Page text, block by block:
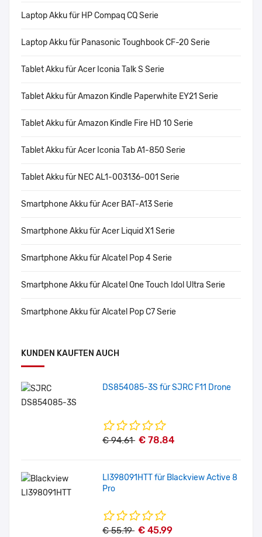
Laptop Akku für HP Compaq CQ Serie
Laptop Akku für Panasonic Toughbook CF-20 Serie
Tablet Akku für Acer Iconia Talk S Serie
Tablet Akku für Amazon Kindle Paperwhite EY21 Serie
Tablet Akku für Amazon Kindle Fire HD 10 Serie
Tablet Akku für Acer Iconia Tab A1-850 Serie
Tablet Akku für NEC AL1-003136-001 Serie
Smartphone Akku für Acer BAT-A13 Serie
Smartphone Akku für Acer Liquid X1 Serie
Smartphone Akku für Alcatel Pop 4 Serie
Smartphone Akku für Alcatel One Touch Idol Ultra Serie
Smartphone Akku für Alcatel Pop C7 Serie
KUNDEN KAUFTEN AUCH
DS854085-3S für SJRC F11 Drone
€ 94.61 € 78.84
LI398091HTT für Blackview Active 8
Pro
€ 55.19 € 45.99